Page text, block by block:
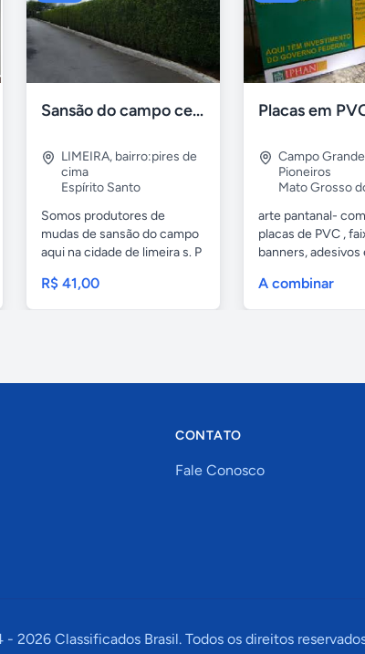
Sansão do campo cerca viva por 0,65 á muda
LIMEIRA, bairro:pires de
cima
Espírito Santo
Somos produtores de
mudas de sansão do campo
aqui na cidade de limeira s. P
R$ 41,00
Campo Grande
Pioneiros
Mato Grosso
arte pantanal-
placas de PVC ,
banners, adesivos
A combinar
CONTATO
Fale Conosco
- 2026Classificados Brasil. Todos os direitos